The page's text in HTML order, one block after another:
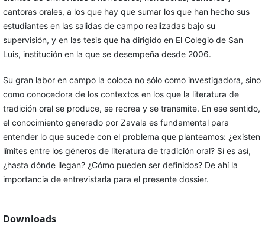
cantoras orales, a los que hay que sumar los que han hecho sus
estudiantes en las salidas de campo realizadas bajo su
supervisión, y en las tesis que ha dirigido en El Colegio de San
Luis, institución en la que se desempeña desde 2006.
Su gran labor en campo la coloca no sólo como investigadora, sino
como conocedora de los contextos en los que la literatura de
tradición oral se produce, se recrea y se transmite. En ese sentido,
el conocimiento generado por Zavala es fundamental para
entender lo que sucede con el problema que planteamos: ¿existen
límites entre los géneros de literatura de tradición oral? Sí es así,
¿hasta dónde llegan? ¿Cómo pueden ser definidos? De ahí la
importancia de entrevistarla para el presente dossier.
Downloads